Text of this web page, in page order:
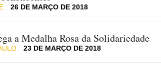
26 DE MARÇO DE 2018
a Medalha Rosa da Solidariedade
23 DE MARÇO DE 2018